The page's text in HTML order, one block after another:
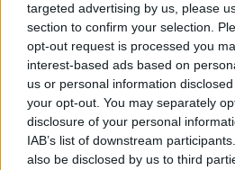
targeted advertising by us, please
section to confirm your selection.
opt-out request is processed you
interest-based ads based on
us or personal information
your opt-out. You may separately
disclosure of your personal
IAB’s list of downstream
also be disclosed by us to third
Žiūrimiausi
Pateikė daugiau detalių apie iš
vaikus: jiems kilusi grėsmė